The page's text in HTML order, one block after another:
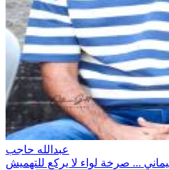
عبدالله حاجب
... صرخة لواء لا يركع للتهميش